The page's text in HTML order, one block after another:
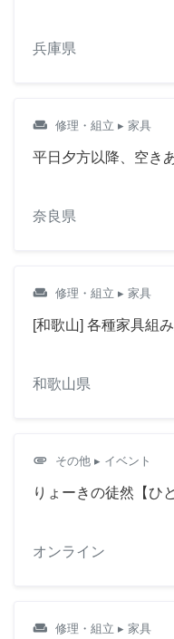
兵庫県
weekend 修理・組立 ▸ 家具
平日夕方以降、空き
奈良県
weekend 修理・組立 ▸ 家具
[和歌山] 各種家具組
和歌山県
attachment その他 ▸ イベント
りょーきの徒然【ひ
オンライン
weekend 修理・組立 ▸ 家具